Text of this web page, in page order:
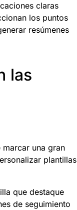
claras
los puntos
resúmenes
las
marcar una gran
plantillas
que destaque
de seguimiento